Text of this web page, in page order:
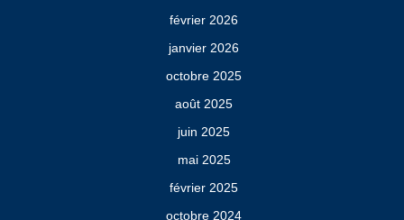
février 2026
janvier 2026
octobre 2025
août 2025
juin 2025
mai 2025
février 2025
octobre 2024